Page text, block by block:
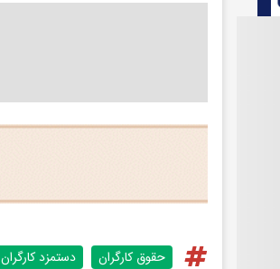
حقوق کارگران دستمزد کارگران